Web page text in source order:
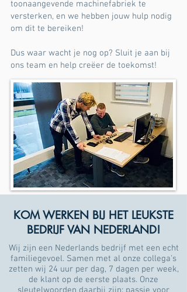
toonaangevende machinefabriek te
versterken, en we hebben jouw hulp nodig
om dit te bereiken!
Dus waar wacht je nog op? Sluit je aan bij
ons team en help creëer de toekomst!
KOM WERKEN BIJ HET LEUKSTE
BEDRIJF VAN NEDERLAND!
Wij zijn een Nederlands bedrijf met een echt
familiegevoel. Samen met al onze collega's
zetten wij 24 uur per dag, 7 dagen per week,
de klant op de eerste plaats. Onze